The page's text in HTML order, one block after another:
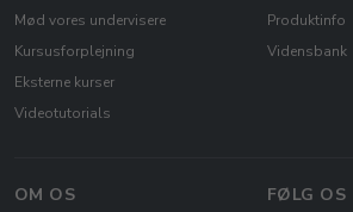
Mød vores undervisere
Kursusforplejning
Eksterne kurser
Videotutorials
Produktinfo
Vidensbank
OM OS FØLG OS